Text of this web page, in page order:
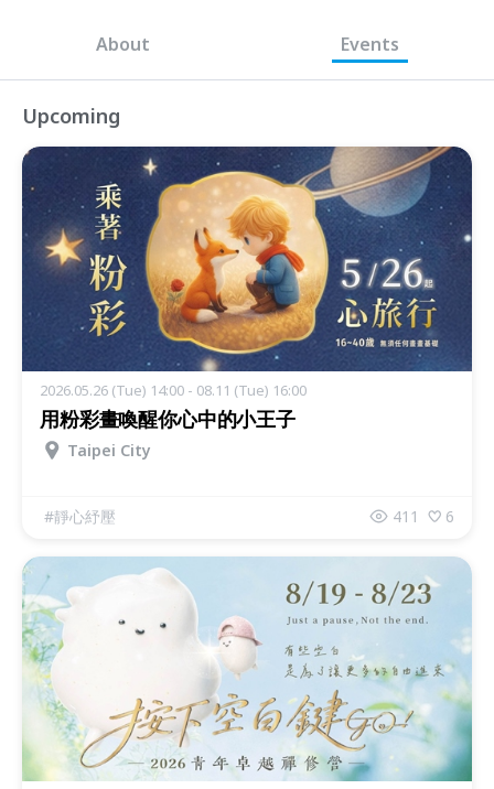
About Events
Upcoming
2026.05.26 (Tue) 14:00 - 08.11 (Tue) 16:00
用粉彩畫喚醒你心中的小王子
Taipei City
#靜心紓壓 411 6